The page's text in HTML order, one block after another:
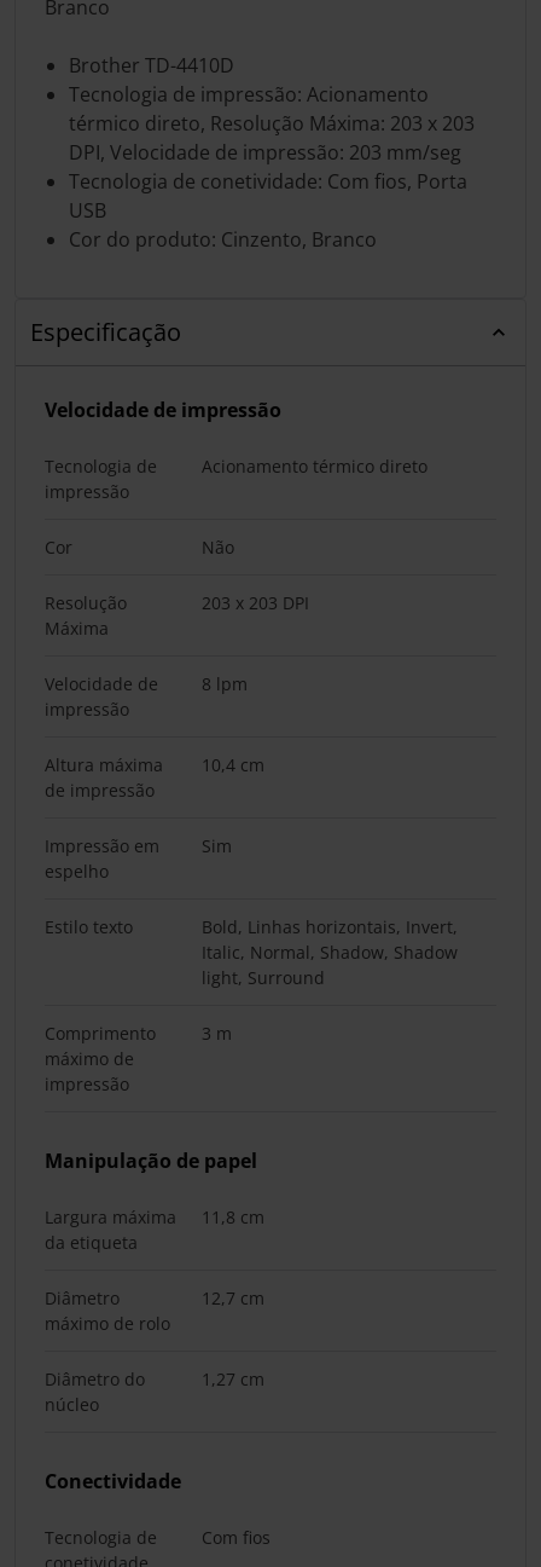
Branco
Brother TD-4410D
Tecnologia de impressão: Acionamento
térmico direto, Resolução Máxima: 203 x 203
DPI, Velocidade de impressão: 203 mm/seg
Tecnologia de conetividade: Com fios, Porta
USB
Cor do produto: Cinzento, Branco
Especificação
Velocidade de impressão
Tecnologia de
impressão
Acionamento térmico direto
Cor Não
Resolução
Máxima
203 x 203 DPI
Velocidade de
impressão
8 lpm
Altura máxima
de impressão
10,4 cm
Impressão em
espelho
Sim
Estilo texto
Bold, Linhas horizontais, Invert,
Italic, Normal, Shadow, Shadow
light, Surround
Comprimento
máximo de
impressão
3 m
Manipulação de papel
Largura máxima
da etiqueta
11,8 cm
Diâmetro
máximo de rolo
12,7 cm
Diâmetro do
núcleo
1,27 cm
Conectividade
Tecnologia de
Com fios